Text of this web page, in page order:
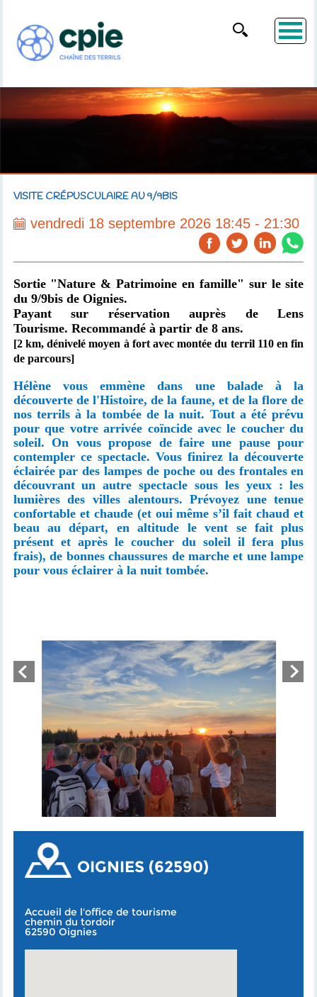
VISITE CRÉPUSCULAIRE AU 9/9BIS
vendredi 18 septembre 2026 18:45 - 21:30
Sortie "Nature & Patrimoine en famille" sur le site
du 9/9bis de Oignies.
Payant sur réservation auprès de Lens
Tourisme. Recommandé à partir de 8 ans.
[2 km, dénivelé moyen à fort avec montée du terril 110 en fin
de parcours]
Hélène vous emmène dans une balade à la
découverte de l'Histoire, de la faune, et de la flore de
nos terrils à la tombée de la nuit. Tout a été prévu
pour que votre arrivée coïncide avec le coucher du
soleil. On vous propose de faire une pause pour
contempler ce spectacle. Vous finirez la découverte
éclairée par des lampes de poche ou des frontales en
découvrant un autre spectacle sous les yeux : les
lumières des villes alentours. Prévoyez une tenue
confortable et chaude (et oui même s’il fait chaud et
beau au départ, en altitude le vent se fait plus
présent et après le coucher du soleil il fera plus
frais), de bonnes chaussures de marche et une lampe
pour vous éclairer à la nuit tombée.
OIGNIES (62590)
Accueil de l'office de tourisme
chemin du tordoir
62590 Oignies